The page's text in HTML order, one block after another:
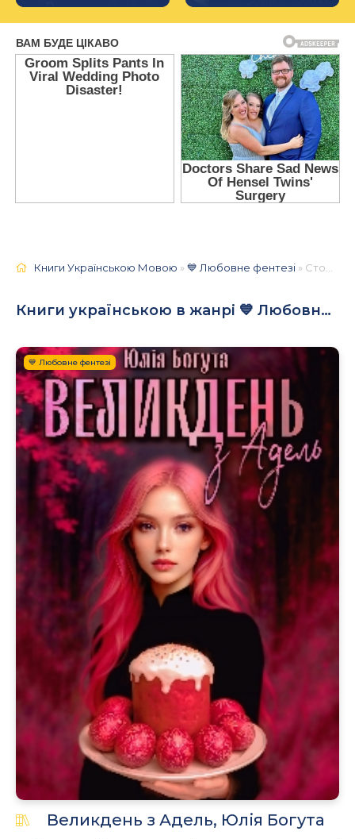
Книги Українською Мовою »💙 Любовне фентезі » Сторінка 6
Книги українською в жанрі 💙 Любовне фентезі
💙 Любовне фентезі
Великдень з Адель, Юлія Богута